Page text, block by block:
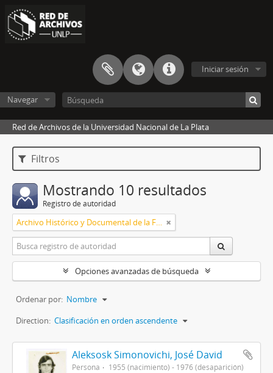
Iniciar sesión
Navegar
Red de Archivos de la Universidad Nacional de La Plata
Filtros
Mostrando 10 resultados
Registro de autoridad
Archivo Histórico y Documental de la Facultad de Arquitectura y Urbanismo
Opciones avanzadas de búsqueda
Ordenar por: Nombre
Direction: Clasificación en orden ascendente
Aleksosk Simonovichi, José David
Persona 1955 (nacimiento) - 1976 (desaparición)